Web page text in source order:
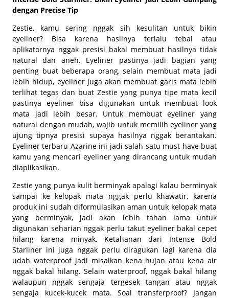
dengan Precise Tip
Zestie, kamu sering nggak sih kesulitan untuk bikin
eyeliner? Bisa karena hasilnya terlalu tebal atau
aplikatornya nggak presisi bakal membuat hasilnya tidak
natural dan aneh. Eyeliner pastinya jadi bagian yang
penting buat beberapa orang, selain membuat mata jadi
lebih hidup, eyeliner juga akan membuat garis mata lebih
terlihat tegas dan buat Zestie yang punya tipe mata kecil
pastinya eyeliner bisa digunakan untuk membuat look
mata jadi lebih besar. Untuk membuat eyeliner yang
natural dengan mudah, wajib untuk memilih eyeliner yang
ujung tipnya presisi supaya hasilnya nggak berantakan.
Eyeliner terbaru Azarine ini jadi salah satu must have buat
kamu yang mencari eyeliner yang dirancang untuk mudah
diaplikasikan.
Zestie yang punya kulit berminyak apalagi kalau berminyak
sampai ke kelopak mata nggak perlu khawatir, karena
produk ini sudah diformulasikan aman untuk kelopak mata
yang berminyak, jadi akan lebih tahan lama untuk
digunakan seharian nggak perlu takut eyeliner bakal cepet
hilang karena minyak. Ketahanan dari Intense Bold
Starliner ini juga nggak perlu diragukan lagi karena dia
udah waterproofjadi misalkan kena hujan atau kena air
nggak bakal hilang. Selain waterproof, nggak bakal hilang
walaupun nggak sengaja tergesek tangan atau nggak
sengaja kucek-kucek mata. Soaltransferproof? Jangan